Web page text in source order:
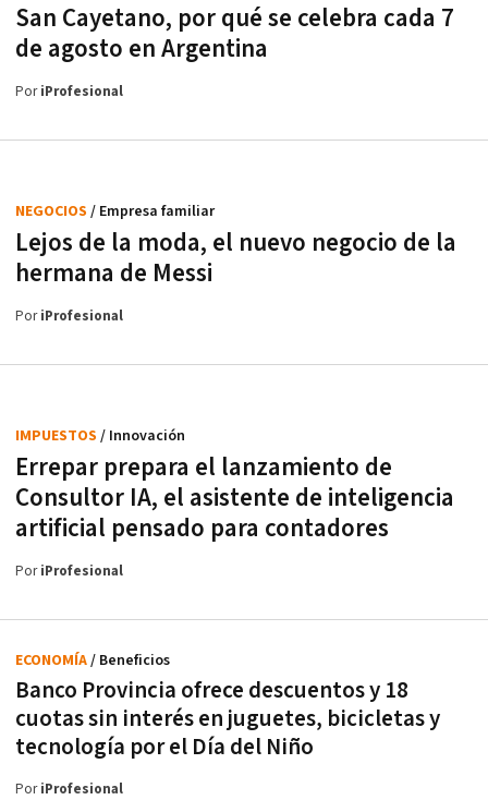
San Cayetano, por qué se celebra cada 7
de agosto en Argentina
PoriProfesional
Lejos de la moda, el nuevo negocio de la
hermana de Messi
NEGOCIOS / Empresa familiar
PoriProfesional
Errepar prepara el lanzamiento de
Consultor IA, el asistente de inteligencia
artificial pensado para contadores
IMPUESTOS / Innovación
PoriProfesional
Banco Provincia ofrece descuentos y 18
cuotas sin interés en juguetes, bicicletas y
tecnología por el Día del Niño
ECONOMÍA/ Beneficios
PoriProfesional